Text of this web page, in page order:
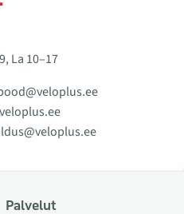
La 10–17
Palvelut